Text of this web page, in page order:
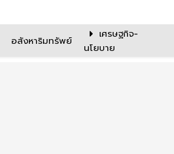
อสังหาริมทรัพย์
เศรษฐกิจ-
นโยบาย